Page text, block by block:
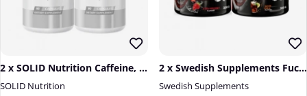
2 x SOLID Nutrition Caffeine, 90 caps
SOLID Nutrition
2 x Swedish Supplements Fucked Up Joker Edition, 300 g
Swedish Supplements